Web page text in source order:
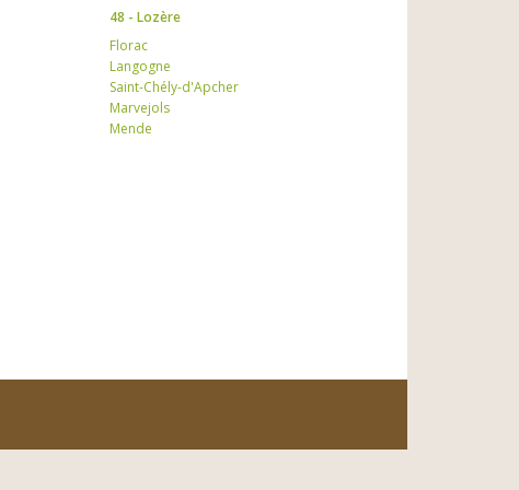
48 - Lozère
Florac
Langogne
Saint-Chély-d'Apcher
Marvejols
Mende